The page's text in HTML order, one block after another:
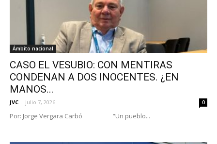
Ámbito nacional
CASO EL VESUBIO: CON MENTIRAS
CONDENAN A DOS INOCENTES. ¿EN
MANOS...
JVC - julio 7, 2026 0
Por: Jorge Vergara Carbó “Un pueblo...